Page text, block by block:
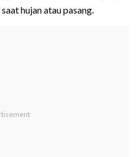
hujan atau pasang.